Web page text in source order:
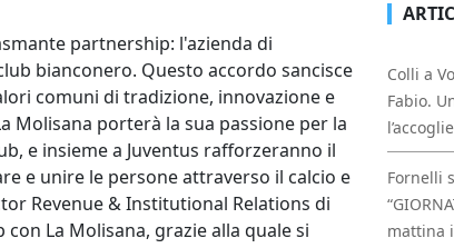
partnership: l'azienda di
bianconero. Questo accordo sancisce
comuni di tradizione, innovazione e
Molisana porterà la sua passione per la
e insieme a Juventus rafforzeranno il
e unire le persone attraverso il calcio e
Revenue & Institutional Relations di
La Molisana, grazie alla quale si
Colli a
Fabio.
Fornelli
mattina